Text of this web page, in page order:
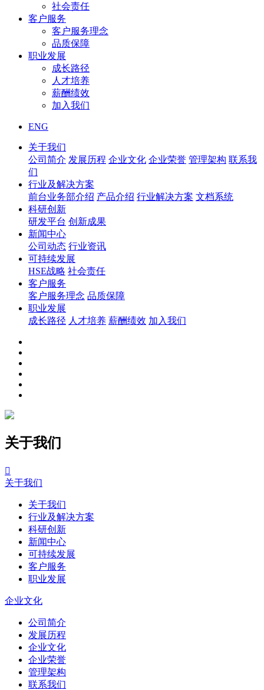
社会责任
客户服务
客户服务理念
品质保障
职业发展
成长路径
人才培养
薪酬绩效
加入我们
ENG
关于我们
公司简介 发展历程 企业文化 企业荣誉 管理架构 联系我
们
行业及解决方案
前台业务部介绍 产品介绍 行业解决方案 文档系统
科研创新
研发平台 创新成果
新闻中心
公司动态 行业资讯
可持续发展
HSE战略 社会责任
客户服务
客户服务理念 品质保障
职业发展
成长路径 人才培养 薪酬绩效 加入我们
关于我们

关于我们
关于我们
行业及解决方案
科研创新
新闻中心
可持续发展
客户服务
职业发展
企业文化
公司简介
发展历程
企业文化
企业荣誉
管理架构
联系我们